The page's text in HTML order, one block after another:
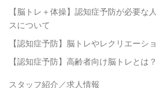
【脳トレ＋体操】認知症予防が必要な
スについて
【認知症予防】脳トレやレクリエーシ
【認知症予防】高齢者向け脳トレとは
スタッフ紹介／求人情報